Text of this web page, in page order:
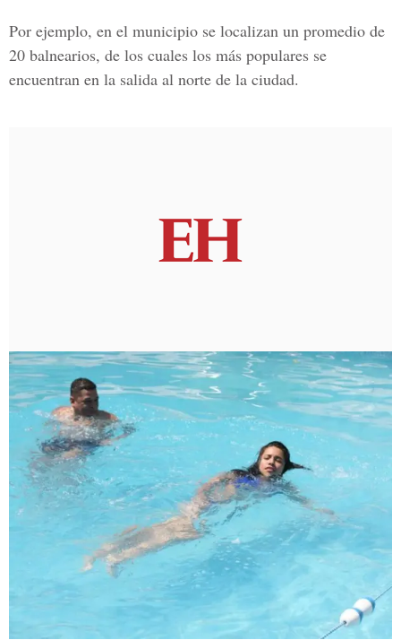
Por ejemplo, en el municipio se localizan un promedio de
20 balnearios, de los cuales los más populares se
encuentran en la salida al norte de la ciudad.